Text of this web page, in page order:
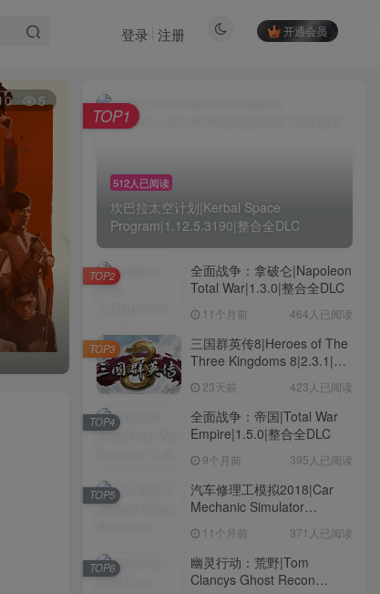
开通会员
登录 注册
0 5
512人已阅读
坎巴拉太空计划|Kerbal Space
Program|1.12.5.3190|整合全DLC
TOP1
全面战争：拿破仑|Napoleon
Total War|1.3.0|整合全DLC
11个月前 464人已阅读
TOP2
三国群英传8|Heroes of The
Three Kingdoms 8|2.3.1|整
23天前 423人已阅读
TOP3
全面战争：帝国|Total War
Empire|1.5.0|整合全DLC
9个月前 395人已阅读
TOP4
汽车修理工模拟2018|Car
Mechanic Simulator
11个月前 371人已阅读
TOP5
幽灵行动：荒野|Tom
Clancys Ghost Recon
TOP6